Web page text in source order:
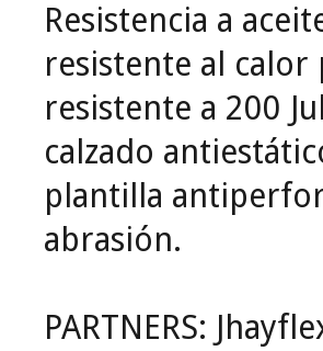
Resistencia a
resistente al
resistente a 200
calzado
plantilla
abrasión.
PARTNERS: